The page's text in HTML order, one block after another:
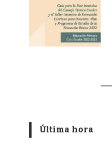
Última hora